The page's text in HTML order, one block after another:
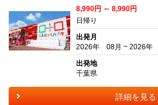
8,990円 ～ 8,990円
日帰り
出発月
2026年 08月 ~ 2026年
出発地
千葉県
詳細を見る